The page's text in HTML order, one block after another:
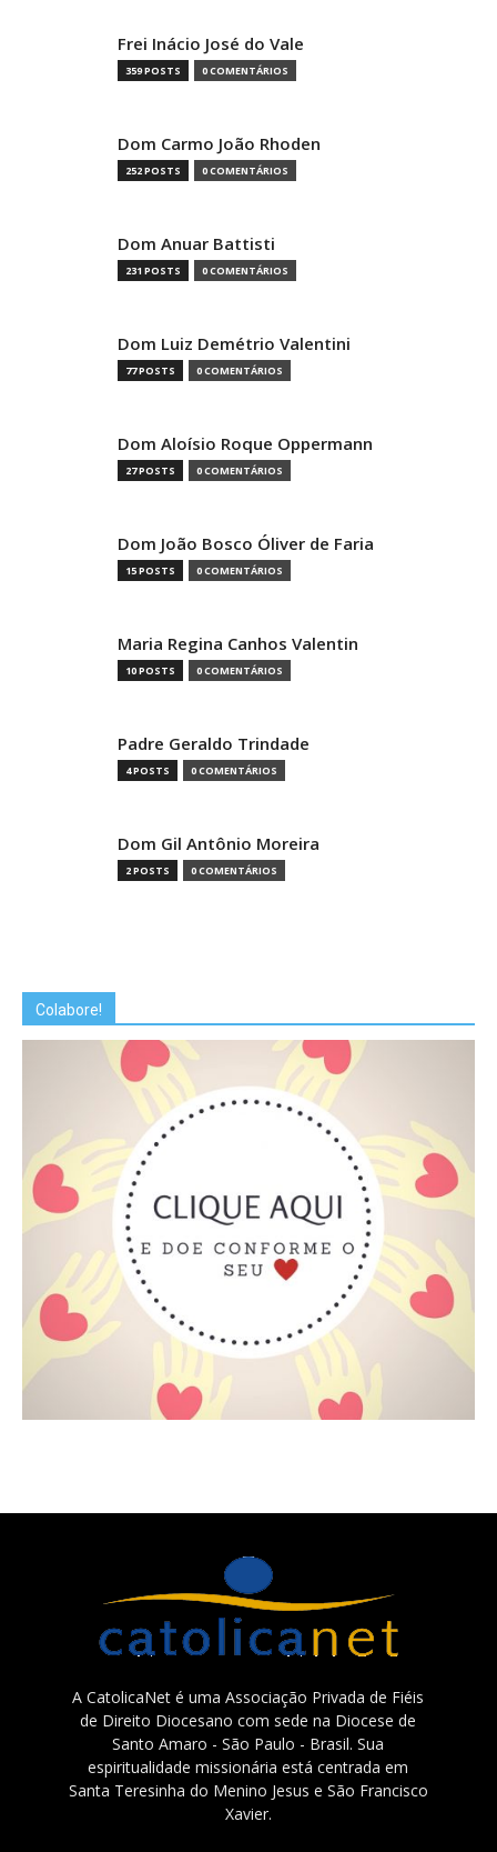
Frei Inácio José do Vale
359 POSTS 0 COMENTÁRIOS
Dom Carmo João Rhoden
252 POSTS 0 COMENTÁRIOS
Dom Anuar Battisti
231 POSTS 0 COMENTÁRIOS
Dom Luiz Demétrio Valentini
77 POSTS 0 COMENTÁRIOS
Dom Aloísio Roque Oppermann
27 POSTS 0 COMENTÁRIOS
Dom João Bosco Óliver de Faria
15 POSTS 0 COMENTÁRIOS
Maria Regina Canhos Valentin
10 POSTS 0 COMENTÁRIOS
Padre Geraldo Trindade
4 POSTS 0 COMENTÁRIOS
Dom Gil Antônio Moreira
2 POSTS 0 COMENTÁRIOS
Colabore!
A CatolicaNet é uma Associação Privada de Fiéis
de Direito Diocesano com sede na Diocese de
Santo Amaro - São Paulo - Brasil. Sua
espiritualidade missionária está centrada em
Santa Teresinha do Menino Jesus e São Francisco
Xavier.